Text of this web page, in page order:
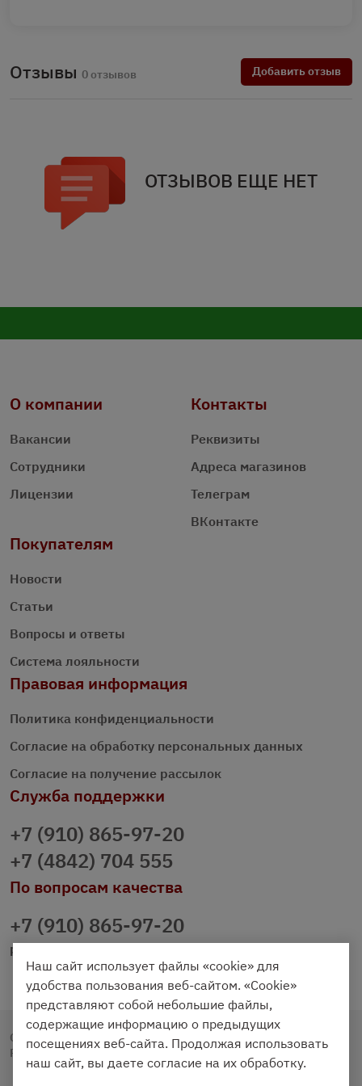
Отзывы 0 отзывов Добавить отзыв
ОТЗЫВОВ ЕЩЕ НЕТ
О компании
Вакансии
Сотрудники
Лицензии
Контакты
Реквизиты
Адреса магазинов
Телеграм
ВКонтакте
Покупателям
Новости
Статьи
Вопросы и ответы
Система лояльности
Правовая информация
Политика конфиденциальности
Согласие на обработку персональных данных
Согласие на получение рассылок
Служба поддержки
+7 (910) 865-97-20
+7 (4842) 704 555
По вопросам качества
+7 (910) 865-97-20
prazdnichniy40@palmi.ru
Copyright © 2020 - 2026. Праздничный Стол.
Разработка и продвижение - Vegas Studio
Наш сайт использует файлы «cookie» для
удобства пользования веб-сайтом. «Cookie»
представляют собой небольшие файлы,
содержащие информацию о предыдущих
посещениях веб-сайта. Продолжая использовать
наш сайт, вы даете согласие на их обработку.